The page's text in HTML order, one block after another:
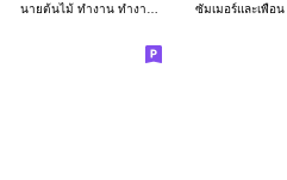
ซัมเมอร์และเพื่อน